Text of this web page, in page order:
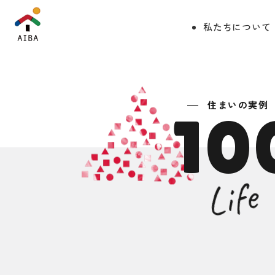
私たちについて
住まいの実例
Life